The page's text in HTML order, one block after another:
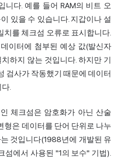
니다. 예를 들어 RAM의 비트 오
있을 수 있습니다. 지갑이나 설
치를 체크섬 오류로 표시합니다.
이터에 첨부된 예상 값(발신자
하지 않는 것입니다. 하지만 기
검사가 작동했기 때문에 데이터
.
체크섬은 암호화가 아닌 산술
형은 데이터를 단어 단위로 나누
것입니다(1988년에 개발된 유
섬에서 사용된 "1의 보수" 기법).